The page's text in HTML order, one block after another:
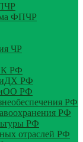
ФПЧР
ЧР
РФ
РФ
РФ
РФ
РФ
РФ
отраслей РФ